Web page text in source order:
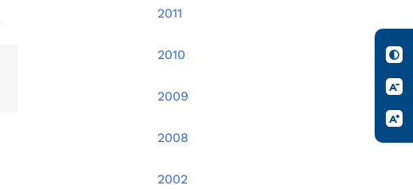
2011
2010
2009
2008
2002